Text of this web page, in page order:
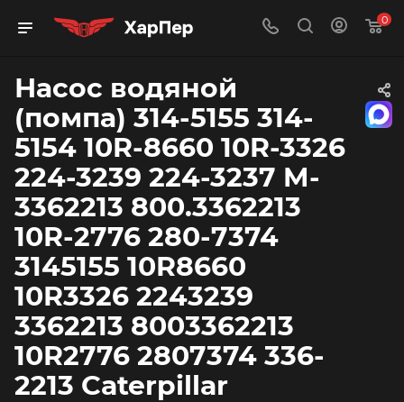
0
Насос водяной
(помпа) 314-5155 314-
5154 10R-8660 10R-3326
224-3239 224-3237 M-
3362213 800.3362213
10R-2776 280-7374
3145155 10R8660
10R3326 2243239
3362213 8003362213
10R2776 2807374 336-
2213 Caterpillar